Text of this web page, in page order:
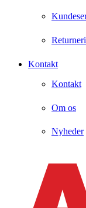
Kontakt
Kontakt
Om os
Nyheder